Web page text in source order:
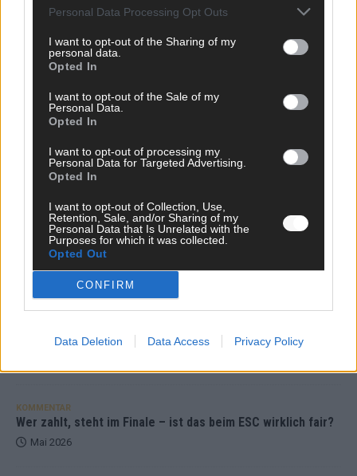
Personal Data Processing Opt Outs
I want to opt-out of the Sharing of my
personal data.
Opted In
I want to opt-out of the Sale of my
Personal Data.
Opted In
I want to opt-out of processing my
Personal Data for Targeted Advertising.
Opted In
I want to opt-out of Collection, Use,
Retention, Sale, and/or Sharing of my
Personal Data that Is Unrelated with the
Purposes for which it was collected.
Opted Out
CONFIRM
Data Deletion Data Access Privacy Policy
DARA gewinnt verdient, Israel beunruhigend –
unser Kommentar zum ESC 2026
Mai 2026
KOMMENTAR
ESC-Finale morgen: Finnland Favorit, Australien
Mai 2026
KOMMENTAR
JJ hat den Abend gerettet – der Rest des ESC-Halbfinales
war solide, aber kein Feuerwerk
Mai 2026
EXTRA
sechs zittern, einer chancenlos!
KOMMENTAR
Wer zahlt, steht im Finale – ist das beim ESC wirklich fair?
Mai 2026